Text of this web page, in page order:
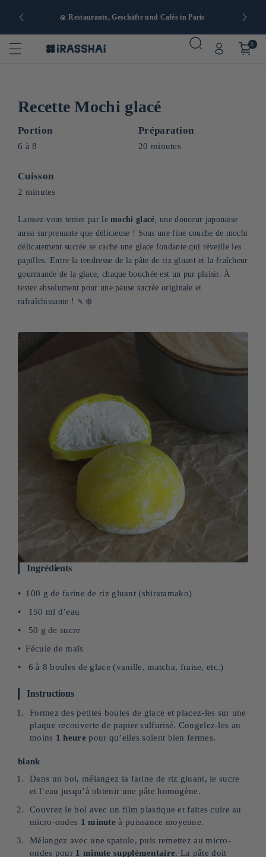
🍙 Restaurants, Geschäfte und Cafés in Paris
0
Recette Mochi glacé
Portion
6 à 8
Préparation
20 minutes
Cuisson
2 minutes
Laissez-vous tenter par lemochi glacé, une douceur japonaise
aussi surprenante que délicieuse ! Sous une fine couche de mochi
délicatement sucrée se cache une glace fondante qui réveille les
papilles. Entre la tendresse de la pâte de riz gluant et la fraîcheur
gourmande de la glace, chaque bouchée est un pur plaisir. À
tester absolument pour une pause sucrée originale et
rafraîchissante ! 🍡❄️
Ingrédients
100 g de farine de riz gluant (shiratamako)
150 ml d’eau
50 g de sucre
Fécule de maïs
6 à 8 boules de glace (vanille, matcha, fraise, etc.)
Instructions
Formez des petites boules de glace et placez-les sur une
plaque recouverte de papier sulfurisé. Congelez-les au
moins 1 heure pour qu’elles soient bien fermes.
blank
Dans un bol, mélangez la farine de riz gluant, le sucre
et l’eau jusqu’à obtenir une pâte homogène.
Couvrez le bol avec un film plastique et faites cuire au
micro-ondes 1 minute à puissance moyenne.
Mélangez avec une spatule, puis remettez au micro-
ondes pour 1 minute supplémentaire. La pâte doit